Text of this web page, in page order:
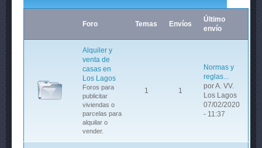
Foro Temas Envíos
Último
envío
Alquiler y
venta de
casas en
Los Lagos
Foros para
publicitar
viviendas o
parcelas para
alquilar o
vender.
1 1
Normas y
reglas...
porA. VV.
Los Lagos
07/02/2020
- 11:37